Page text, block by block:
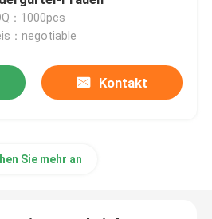
：1000pcs
：negotiable
Kontakt
Sie mehr an